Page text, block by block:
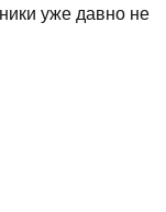
уже давно не